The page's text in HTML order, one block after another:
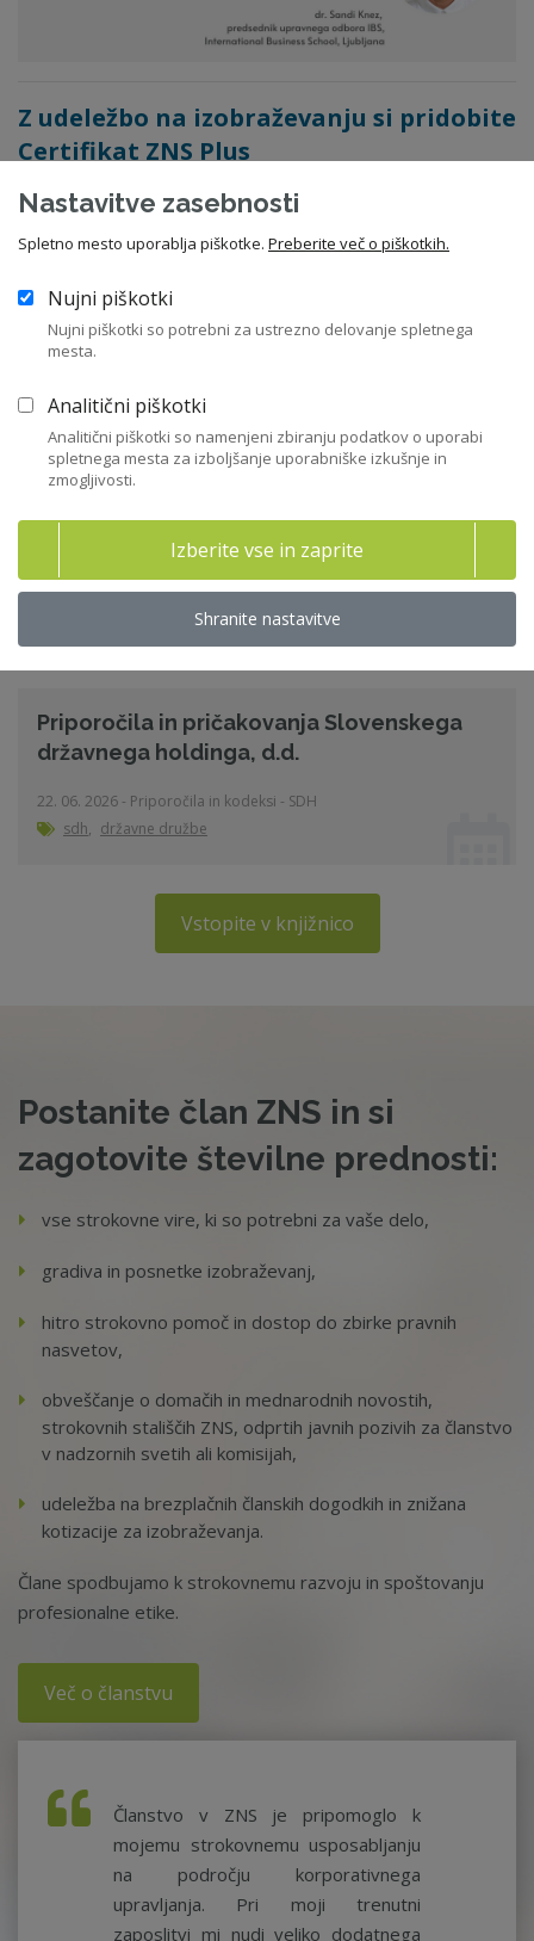
Z udeležbo na izobraževanju si pridobite
Certifikat ZNS Plus
Certifikat ZNS Pluspredstavlja nadgradnjo
znanja s področja delovanja nadzornih svetov in upravljanja
Aktualni dogodki
Izkoristitečlansko ugodnost: za člane ZNS velja nižja kotizacija.
Priporočila in pričakovanja Slovenskega
državnega holdinga, d.d.
22. 06. 2026 - Priporočila in kodeksi - SDH
sdh, državne družbe
Vstopite v knjižnico
Postanite član ZNS in si
zagotovite številne prednosti:
vse strokovne vire, ki so potrebni za vaše delo,
gradiva in posnetke izobraževanj,
hitro strokovno pomoč in dostop do zbirke pravnih
nasvetov,
obveščanje o domačih in mednarodnih novostih,
strokovnih stališčih ZNS, odprtih javnih pozivih za članstvo
v nadzornih svetih ali komisijah,
udeležba na brezplačnih članskih dogodkih in znižana
kotizacije za izobraževanja.
Člane spodbujamo k strokovnemu razvoju in spoštovanju
profesionalne etike.
Več o članstvu
Članstvo v ZNS je pripomoglo k
mojemu strokovnemu usposabljanju
na področju korporativnega
upravljanja. Pri moji trenutni
zaposlitvi mi nudi veliko dodatnega
Nastavitve zasebnosti
Spletno mesto uporablja piškotke. Preberite več o piškotkih.
Nujni piškotki
Nujni piškotki so potrebni za ustrezno delovanje spletnega
mesta.
Analitični piškotki
Analitični piškotki so namenjeni zbiranju podatkov o uporabi
spletnega mesta za izboljšanje uporabniške izkušnje in
zmogljivosti.
Izberite vse in zaprite
Shranite nastavitve